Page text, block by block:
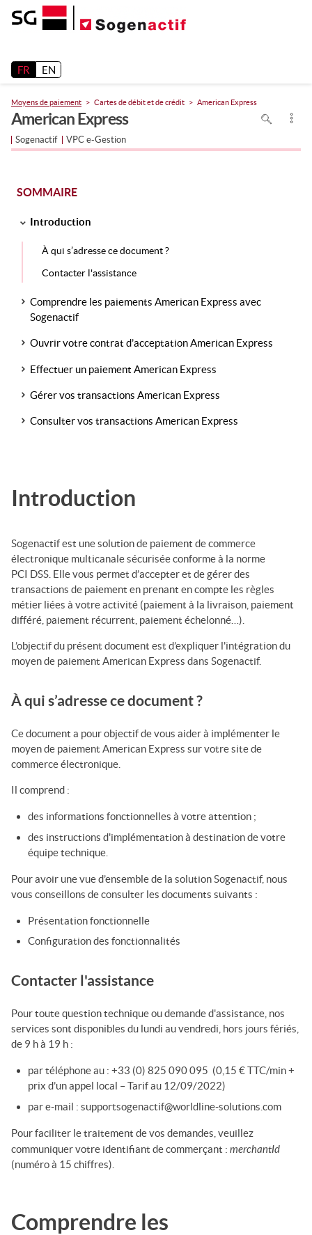
FR EN
Moyens de paiement Cartes de débit et de crédit American Express
American Express
Pour
rechercher
dans
utiliser
Sogenactif VPC e-Gestion
SOMMAIRE
Introduction
À qui s’adresse ce document ?
Contacter l'assistance
Comprendre les paiements American Express avec
Sogenactif
Ouvrir votre contrat d’acceptation American Express
Effectuer un paiement American Express
Gérer vos transactions American Express
Consulter vos transactions American Express
Introduction
Sogenactifest une solution de paiement de commerce
électronique multicanale sécurisée conforme à la norme
PCI DSS. Elle vous permet d’accepter et de gérer des
transactions de paiement en prenant en compte les règles
métier liées à votre activité (paiement à la livraison, paiement
différé, paiement récurrent, paiement échelonné …).
L’objectif du présent document est d’expliquer l'intégrationdu
moyen de paiement American Express dans Sogenactif.
À qui s’adresse ce document ?
Ce document a pour objectif de vous aider à implémenter le
moyen de paiement American Express sur votre site de
commerce électronique.
Il comprend :
des informations fonctionnelles à votre attention ;
des instructions d'implémentation à destination de votre
équipe technique.
Pour avoir une vue d’ensemble de la solutionSogenactif, nous
vous conseillons de consulter les documents suivants :
Présentation fonctionnelle
Configuration des fonctionnalités
Contacter l'assistance
Pour toute question technique ou demande d'assistance, nos
services sont disponibles du lundi au vendredi, hors jours fériés,
de 9 h à 19 h :
par téléphone au : +33 (0) 825 090 095 (0,15 € TTC/min +
prix d’un appel local – Tarif au 12/09/2022)
par e-mail : supportsogenactif@worldline-solutions.com
Pour faciliter le traitement de vos demandes, veuillez
communiquer votre identifiant de commerçant : merchantId
(numéro à 15 chiffres).
Comprendre les